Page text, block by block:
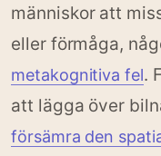
människor att
eller förmåga,
metakognitiva fel.
att lägga över
försämra den